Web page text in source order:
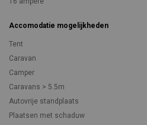
Accomodatie mogelijkheden
Tent
Caravan
Camper
Caravans > 5.5m
Autovrije standplaats
Plaatsen met schaduw